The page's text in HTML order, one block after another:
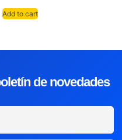
Add to cart
de novedades